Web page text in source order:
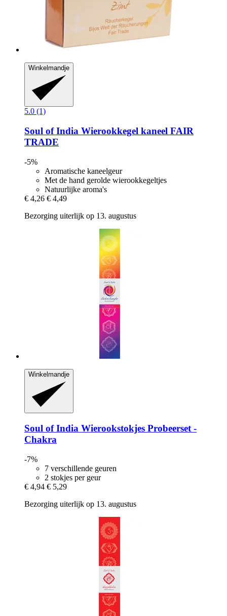
Winkelmandje
5.0 (1)
Soul of India Wierookkegel kaneel FAIR
TRADE
-5%
Aromatische kaneelgeur
Met de hand gerolde wierookkegeltjes
Natuurlijke aroma's
€ 4,26 € 4,49
Bezorging uiterlijk op 13. augustus
Winkelmandje
Soul of India Wierookstokjes Probeerset -​
Chakra
-7%
7 verschillende geuren
2 stokjes per geur
€ 4,94 € 5,29
Bezorging uiterlijk op 13. augustus